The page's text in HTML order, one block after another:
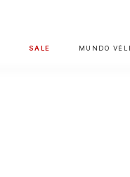
SALE MUNDO